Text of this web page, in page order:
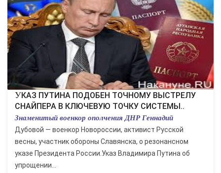
УКАЗ ПУТИНА ПОДОБЕН ТОЧНОМУ ВЫСТРЕЛУ
СНАЙПЕРА В КЛЮЧЕВУЮ ТОЧКУ СИСТЕМЫ..
Знаменитый военкор ополчения ДНР Геннадий
Дубовой — военкор Новороссии, активист Русской
весны, участник обороны Славянска, о резонансном
указе Президента России.Указ Владимира Путина об
упрощении...